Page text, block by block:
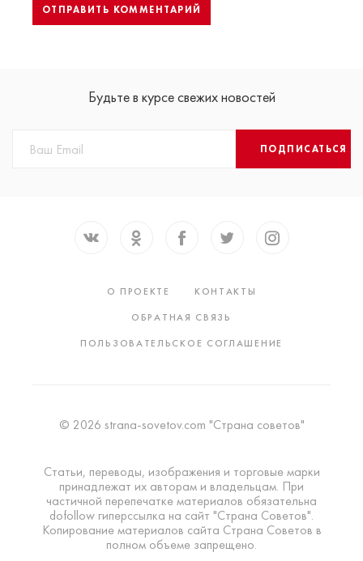
Будьте в курсе свежих новостей
ПОДПИСАТЬСЯ
О ПРОЕКТЕ
КОНТАКТЫ
ОБРАТНАЯ СВЯЗЬ
ПОЛЬЗОВАТЕЛЬСКОЕ СОГЛАШЕНИЕ
© 2026 strana-sovetov.com "Страна советов"
Статьи, переводы, изображения и торговые марки
принадлежат их авторам и владельцам. При
частичной перепечатке материалов обязательна
dofollow гиперссылка на сайт "Страна Советов".
Копирование материалов сайта Страна Советов в
полном объеме запрещено.